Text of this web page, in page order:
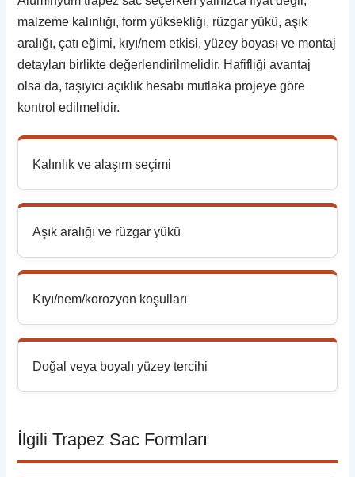
malzeme kalınlığı, form yüksekliği, rüzgar yükü, aşık
aralığı, çatı eğimi, kıyı/nem etkisi, yüzey boyası ve montaj
detayları birlikte değerlendirilmelidir. Hafifliği avantaj
olsa da, taşıyıcı açıklık hesabı mutlaka projeye göre
kontrol edilmelidir.
Kalınlık ve alaşım seçimi
Aşık aralığı ve rüzgar yükü
Kıyı/nem/korozyon koşulları
Doğal veya boyalı yüzey tercihi
İlgili Trapez Sac Formları